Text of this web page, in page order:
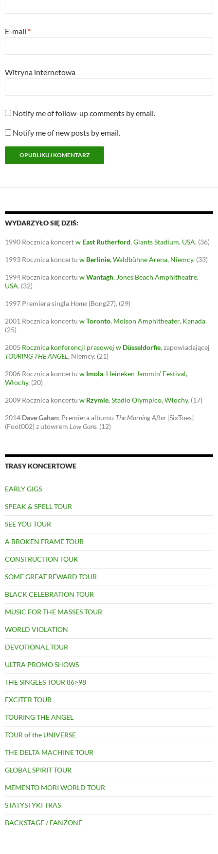
E-mail *
Witryna internetowa
Notify me of follow-up comments by email.
Notify me of new posts by email.
WYDARZYŁO SIĘ DZIŚ:
1990 Rocznica koncertw East Rutherford, Giants Stadium, USA. (36)
1993 Rocznica koncertu w Berlinie, Waldbühne Arena, Niemcy. (33)
1994 Rocznica koncertu wWantagh, Jones Beach Amphitheatre,
USA. (32)
1997 Premiera singla Home (Bong27). (29)
2001 Rocznica koncertu wToronto, Molson Amphitheater, Kanada.
(25)
2005 Rocznica konferencji prasowej w Düsseldorfie, zapowiadającej
TOURING THE ANGEL , Niemcy. (21)
2006 Rocznica koncertu w Imola, Heineken Jammin' Festival,
Włochy. (20)
2009 Rocznica koncertu w Rzymie, Stadio Olympico, Włochy. (17)
2014 Dave Gahan: Premiera albumu The Morning After [SixToes]
(Foot002) z utowrem Low Guns. (12)
TRASY KONCERTOWE
EARLY GIGS
SPEAK & SPELL TOUR
SEE YOU TOUR
A BROKEN FRAME TOUR
CONSTRUCTION TOUR
SOME GREAT REWARD TOUR
BLACK CELEBRATION TOUR
MUSIC FOR THE MASSES TOUR
WORLD VIOLATION
DEVOTIONAL TOUR
ULTRA PROMO SHOWS
THE SINGLES TOUR 86>98
EXCITER TOUR
TOURING THE ANGEL
TOUR of the UNIVERSE
THE DELTA MACHINE TOUR
GLOBAL SPIRIT TOUR
MEMENTO MORI WORLD TOUR
STATYSTYKI TRAS
BACKSTAGE / FANZONE